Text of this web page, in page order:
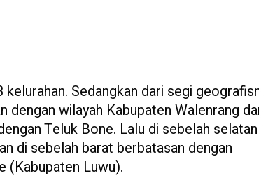
Sedangkan dari segi
wilayah Kabupaten Walenrang
Teluk Bone. Lalu di sebelah selatan
di sebelah barat berbatasan dengan
(Kabupaten Luwu).